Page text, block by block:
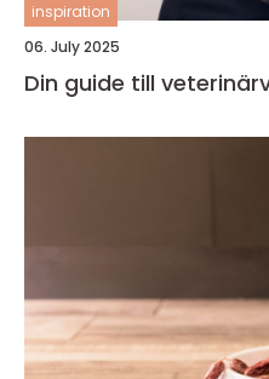
inspiration
06. July 2025
Din guide till